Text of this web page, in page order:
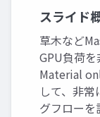
スライド
草木など
GPU負荷
Material
して、非
グフローを